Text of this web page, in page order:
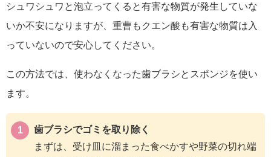
シュワシュワと泡立ってくると有害な物質が発生していな
いか不安になりますが、重曹もクエン酸も有害な物質は入
っていないので安心してください。
この方法では、使わなくなった歯ブラシとスポンジを使い
ます。
歯ブラシでゴミを取り除く
まずは、受け皿に溜まった食べかすや野菜の切れ端